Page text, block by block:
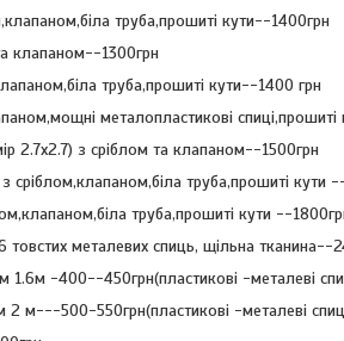
труба,прошиті кути--1400грн
клапаном--1300грн
труба,прошиті кути--1400 грн
металопластикові спиці,прошиті
2.7х2.7) з сріблом та клапаном--1500грн
труба,прошиті кути
труба,прошиті кути --
металевих спиць, щільна тканина--
-400--450грн(пластикові -металеві
м---500-550грн(пластикові -металеві